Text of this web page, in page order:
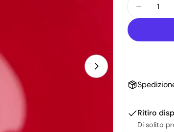
Ritiro
Di solito